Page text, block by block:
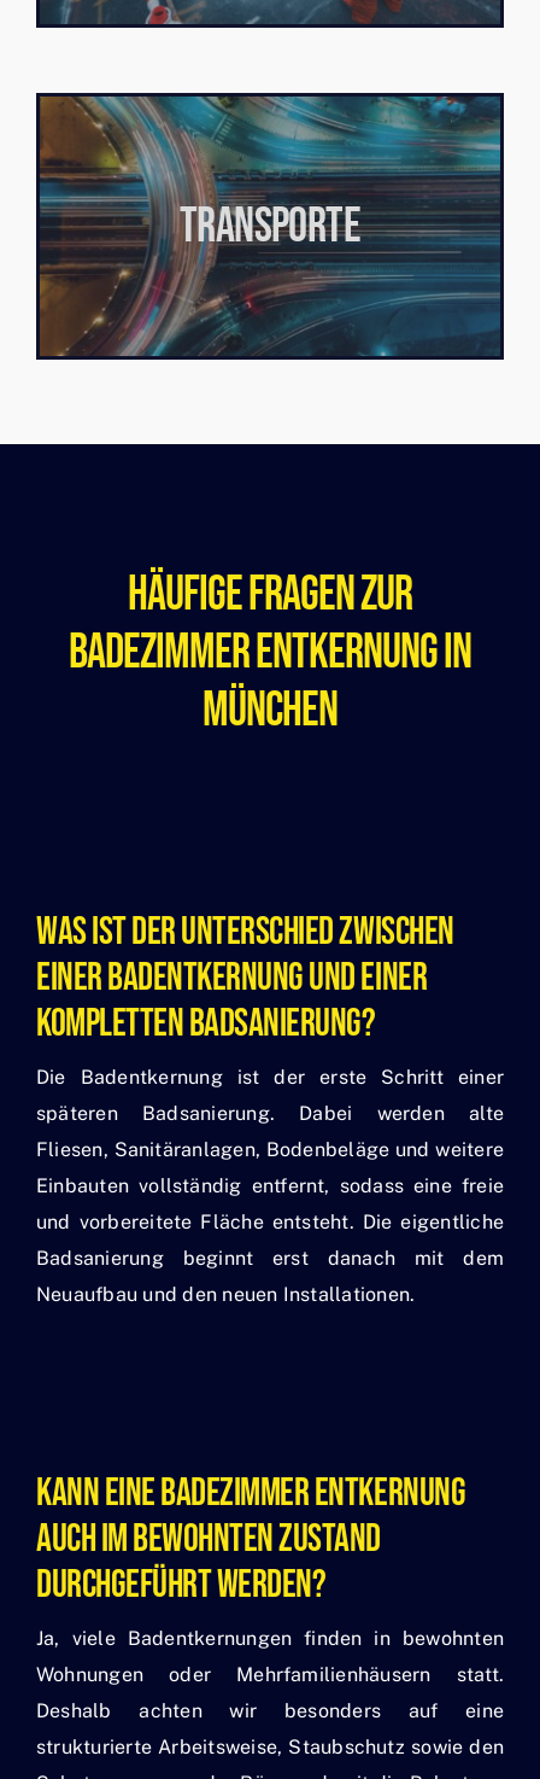
TRANSPORTE
Häufige Fragen Zur
Badezimmer Entkernung In
München
Was Ist Der Unterschied Zwischen
Einer Badentkernung Und Einer
Kompletten Badsanierung?
Die Badentkernung ist der erste Schritt einer
späteren Badsanierung. Dabei werden alte
Fliesen, Sanitäranlagen, Bodenbeläge und weitere
Einbauten vollständig entfernt, sodass eine freie
und vorbereitete Fläche entsteht. Die eigentliche
Badsanierung beginnt erst danach mit dem
Neuaufbau und den neuen Installationen.
Kann Eine Badezimmer Entkernung
Auch Im Bewohnten Zustand
Durchgeführt Werden?
Ja, viele Badentkernungen finden in bewohnten
Wohnungen oder Mehrfamilienhäusern statt.
Deshalb achten wir besonders auf eine
strukturierte Arbeitsweise, Staubschutz sowie den